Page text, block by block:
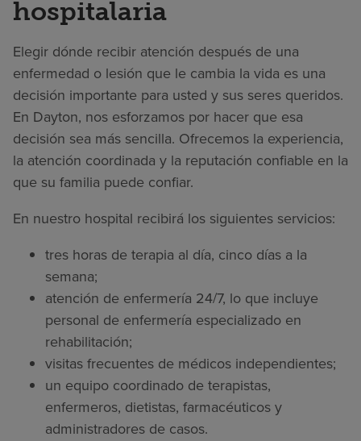
hospitalaria
Elegir dónde recibir atención después de una
enfermedad o lesión que le cambia la vida es una
decisión importante para usted y sus seres queridos.
En Dayton, nos esforzamos por hacer que esa
decisión sea más sencilla. Ofrecemos la experiencia,
la atención coordinada y la reputación confiable en la
que su familia puede confiar.
En nuestro hospital recibirá los siguientes servicios:
tres horas de terapia al día, cinco días a la
semana;
atención de enfermería 24/7, lo que incluye
personal de enfermería especializado en
rehabilitación;
visitas frecuentes de médicos independientes;
un equipo coordinado de terapistas,
enfermeros, dietistas, farmacéuticos y
administradores de casos.